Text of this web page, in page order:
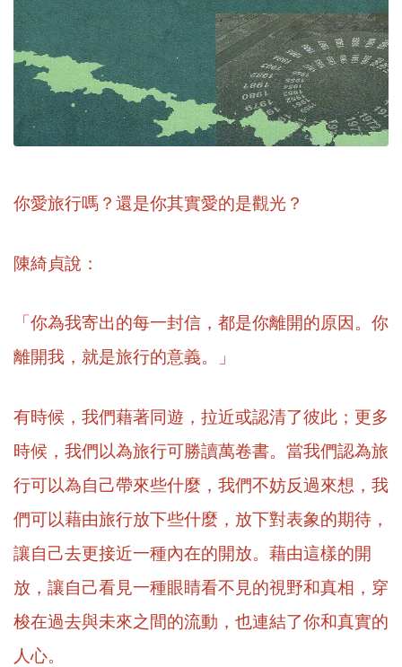
你愛旅行嗎？還是你其實愛的是觀光？
陳綺貞說：
「你為我寄出的每一封信，都是你離開的原因。你
離開我，就是旅行的意義。」
有時候，我們藉著同遊，拉近或認清了彼此；更多
時候，我們以為旅行可勝讀萬卷書。當我們認為旅
行可以為自己帶來些什麼，我們不妨反過來想，我
們可以藉由旅行放下些什麼，放下對表象的期待，
讓自己去更接近一種內在的開放。藉由這樣的開
放，讓自己看見一種眼睛看不見的視野和真相，穿
梭在過去與未來之間的流動，也連結了你和真實的
人心。